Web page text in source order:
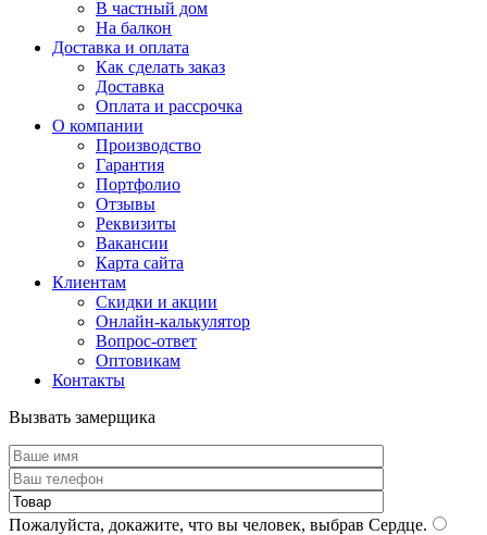
В частный дом
На балкон
Доставка и оплата
Как сделать заказ
Доставка
Оплата и рассрочка
О компании
Производство
Гарантия
Портфолио
Отзывы
Реквизиты
Вакансии
Карта сайта
Клиентам
Скидки и акции
Онлайн-калькулятор
Вопрос-ответ
Оптовикам
Контакты
Вызвать замерщика
Пожалуйста, докажите, что вы человек, выбрав Сердце.